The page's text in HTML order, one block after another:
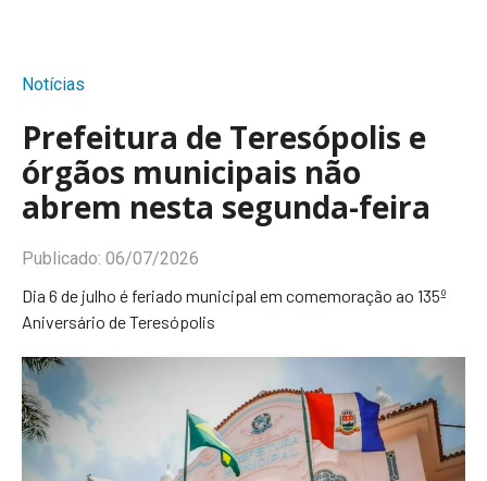
Notícias
Prefeitura de Teresópolis e
órgãos municipais não
abrem nesta segunda-feira
Publicado: 06/07/2026
Dia 6 de julho é feriado municipal em comemoração ao 135º
Aniversário de Teresópolis